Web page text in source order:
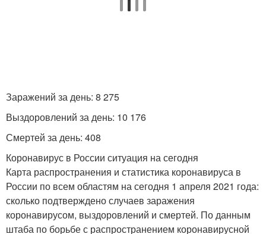
Заражений за день: 8 275
Выздоровлений за день: 10 176
Смертей за день: 408
Коронавирус в России ситуация на сегодня
Карта распространения и статистика коронавируса в
России по всем областям на сегодня 1 апреля 2021 года:
сколько подтверждено случаев заражения
коронавирусом, выздоровлений и смертей. По данным
штаба по борьбе с распространением коронавирусной